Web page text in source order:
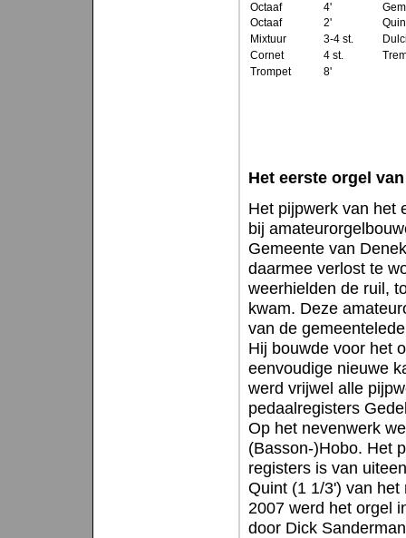
Octaaf
4'
Octaaf
2'
Mixtuur
3-4 st.
Cornet
4 st.
Trompet
8'
Het eerste orgel
Het pijpwerk van het
bij
Gemeente van
daarmee verlost te
weerhielden de ruil,
kwam. Deze
van de
Hij bouwde voor het
eenvoudige nieuwe
werd vrijwel alle
pedaalregisters
Op het nevenwerk
(Basson-)Hobo. Het
registers is van
Quint (1 1/3') van
2007 werd het orgel
door Dick